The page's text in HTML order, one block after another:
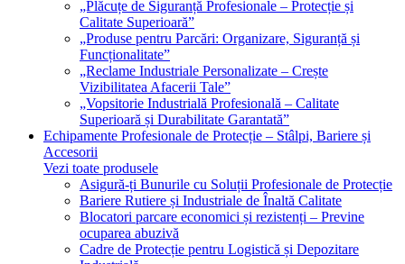
„Plăcuțe de Siguranță Profesionale – Protecție și
Calitate Superioară”
„Produse pentru Parcări: Organizare, Siguranță și
Funcționalitate”
„Reclame Industriale Personalizate – Crește
Vizibilitatea Afacerii Tale”
„Vopsitorie Industrială Profesională – Calitate
Superioară și Durabilitate Garantată”
Echipamente Profesionale de Protecție – Stâlpi, Bariere și
Accesorii
Vezi toate produsele
Asigură-ți Bunurile cu Soluții Profesionale de Protecție
Bariere Rutiere și Industriale de Înaltă Calitate
Blocatori parcare economici și rezistenți – Previne
ocuparea abuzivă
Cadre de Protecție pentru Logistică și Depozitare